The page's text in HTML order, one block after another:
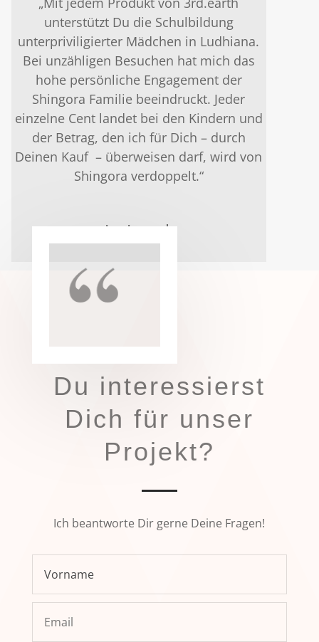
unterstützt Du die Schulbildung
unterpriviligierter Mädchen in Ludhiana.
Bei unzähligen Besuchen hat mich das
hohe persönliche Engagement der
Shingora Familie beeindruckt. Jeder
einzelne Cent landet bei den Kindern und
der Betrag, den ich für Dich – durch
Deinen Kauf – überweisen darf, wird von
Shingora verdoppelt.“
Ingo Jarmuzek
Du interessierst
Dich für unser
Projekt?
Ich beantworte Dir gerne Deine Fragen!